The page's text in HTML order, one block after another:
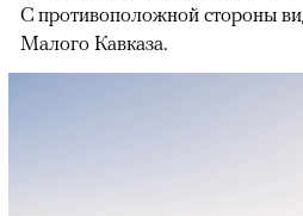
С противоположной стороны
Малого Кавказа.